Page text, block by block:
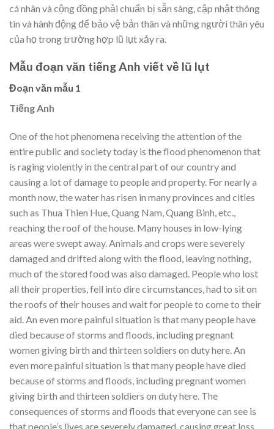
cá nhân và cộng đồng phải chuẩn bị sẵn sàng, cập nhật thông
tin và hành động để bảo vệ bản thân và những người thân yêu
của họ trong trường hợp lũ lụt xảy ra.
Mẫu đoạn văn tiếng Anh viết về lũ lụt
Đoạn văn mẫu 1
Tiếng Anh
One of the hot phenomena receiving the attention of the
entire public and society today is the flood phenomenon that
is raging violently in the central part of our country and
causing a lot of damage to people and property. For nearly a
month now, the water has risen in many provinces and cities
such as Thua Thien Hue, Quang Nam, Quang Binh, etc.,
reaching the roof of the house. Many houses in low-lying
areas were swept away. Animals and crops were severely
damaged and drifted along with the flood, leaving nothing,
much of the stored food was also damaged. People who lost
all their properties, fell into dire circumstances, had to sit on
the roofs of their houses and wait for people to come to their
aid. An even more painful situation is that many people have
died because of storms and floods, including pregnant
women giving birth and thirteen soldiers on duty here. An
even more painful situation is that many people have died
because of storms and floods, including pregnant women
giving birth and thirteen soldiers on duty here. The
consequences of storms and floods that everyone can see is
that people’s lives are severely damaged, causing great loss